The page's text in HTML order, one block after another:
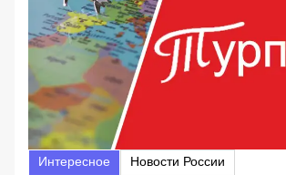
Интересное Новости России